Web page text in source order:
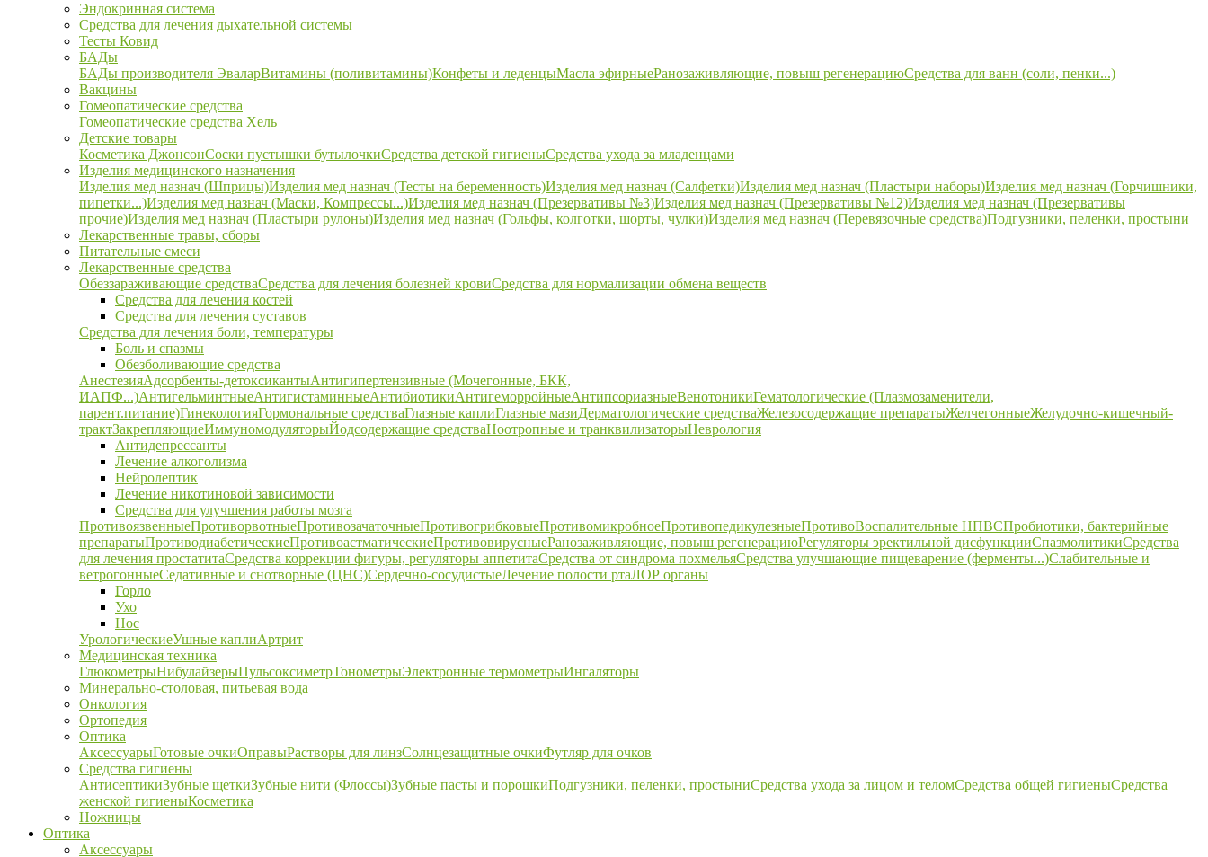
Эндокринная система
Средства для лечения дыхательной системы
Тесты Ковид
БАДы
БАДы производителя ЭваларВитамины (поливитамины)Конфеты и леденцыМасла эфирныеРанозаживляющие, повыш регенерациюСредства для ванн (соли, пенки...)
Вакцины
Гомеопатические средства
Гомеопатические средства Хель
Детские товары
Косметика ДжонсонСоски пустышки бутылочкиСредства детской гигиеныСредства ухода за младенцами
Изделия медицинского назначения
Изделия мед назнач (Шприцы)Изделия мед назнач (Тесты на беременность)Изделия мед назнач (Салфетки)Изделия мед назнач (Пластыри наборы)Изделия мед назнач (Горчишники,
пипетки...)Изделия мед назнач (Маски, Компрессы...)Изделия мед назнач (Презервативы №3)Изделия мед назнач (Презервативы №12)Изделия мед назнач (Презервативы
прочие)Изделия мед назнач (Пластыри рулоны)Изделия мед назнач (Гольфы, колготки, шорты, чулки)Изделия мед назнач (Перевязочные средства)Подгузники, пеленки, простыни
Лекарственные травы, сборы
Питательные смеси
Лекарственные средства
Обеззараживающие средстваСредства для лечения болезней кровиСредства для нормализации обмена веществ
Средства для лечения костей
Средства для лечения суставов
Средства для лечения боли, температуры
Боль и спазмы
Обезболивающие средства
АнестезияАдсорбенты-детоксикантыАнтигипертензивные (Мочегонные, БКК,
ИАПФ...)АнтигельминтныеАнтигистаминныеАнтибиотикиАнтигеморройныеАнтипсориазныеВенотоникиГематологические (Плазмозаменители,
парент.питание)ГинекологияГормональные средстваГлазные каплиГлазные мазиДерматологические средстваЖелезосодержащие препаратыЖелчегонныеЖелудочно-кишечный-
трактЗакрепляющиеИммуномодуляторыЙодсодержащие средстваНоотропные и транквилизаторыНеврология
Антидепрессанты
Лечение алкоголизма
Нейролептик
Лечение никотиновой зависимости
Средства для улучшения работы мозга
ПротивоязвенныеПротиворвотныеПротивозачаточныеПротивогрибковыеПротивомикробноеПротивопедикулезныеПротивоВоспалительные НПВСПробиотики, бактерийные
препаратыПротиводиабетическиеПротивоастматическиеПротивовирусныеРанозаживляющие, повыш регенерациюРегуляторы эректильной дисфункцииСпазмолитикиСредства
для лечения простатитаСредства коррекции фигуры, регуляторы аппетитаСредства от синдрома похмельяСредства улучшающие пищеварение (ферменты...)Слабительные и
ветрогонныеСедативные и снотворные (ЦНС)Сердечно-сосудистыеЛечение полости ртаЛОР органы
Горло
Ухо
Нос
УрологическиеУшные каплиАртрит
Медицинская техника
ГлюкометрыНибулайзерыПульсоксиметрТонометрыЭлектронные термометрыИнгаляторы
Минерально-столовая, питьевая вода
Онкология
Ортопедия
Оптика
АксессуарыГотовые очкиОправыРастворы для линзСолнцезащитные очкиФутляр для очков
Средства гигиены
АнтисептикиЗубные щеткиЗубные нити (Флоссы)Зубные пасты и порошкиПодгузники, пеленки, простыниСредства ухода за лицом и теломСредства общей гигиеныСредства
женской гигиеныКосметика
Ножницы
Оптика
Аксессуары